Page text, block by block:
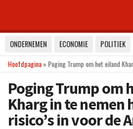
ONDERNEMEN ECONOMIE POLITIEK
Hoofdpagina» Poging Trump om het eiland
Poging Trump om
Kharg in te nemen
risico’s in voor de